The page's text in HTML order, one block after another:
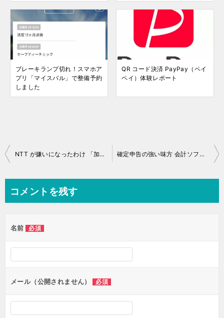
ブレーキランプ切れ！スマホア
プリ「マイスバル」で整備予約
しました
QR コード決済 PayPay（ペイ
ペイ）体験レポート
投
ビ
ー
シ
ョ
ン
NTT が嫌いになったわけ 「加入権」詐欺 確定申告の強い味方 会計ソフトのオススメは
コメントを残す
名前 必須
メール（公開されません） 必須